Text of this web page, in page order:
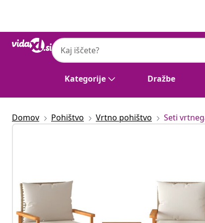
Kategorije Dražbe
Domov Pohištvo Vrtno pohištvo Seti